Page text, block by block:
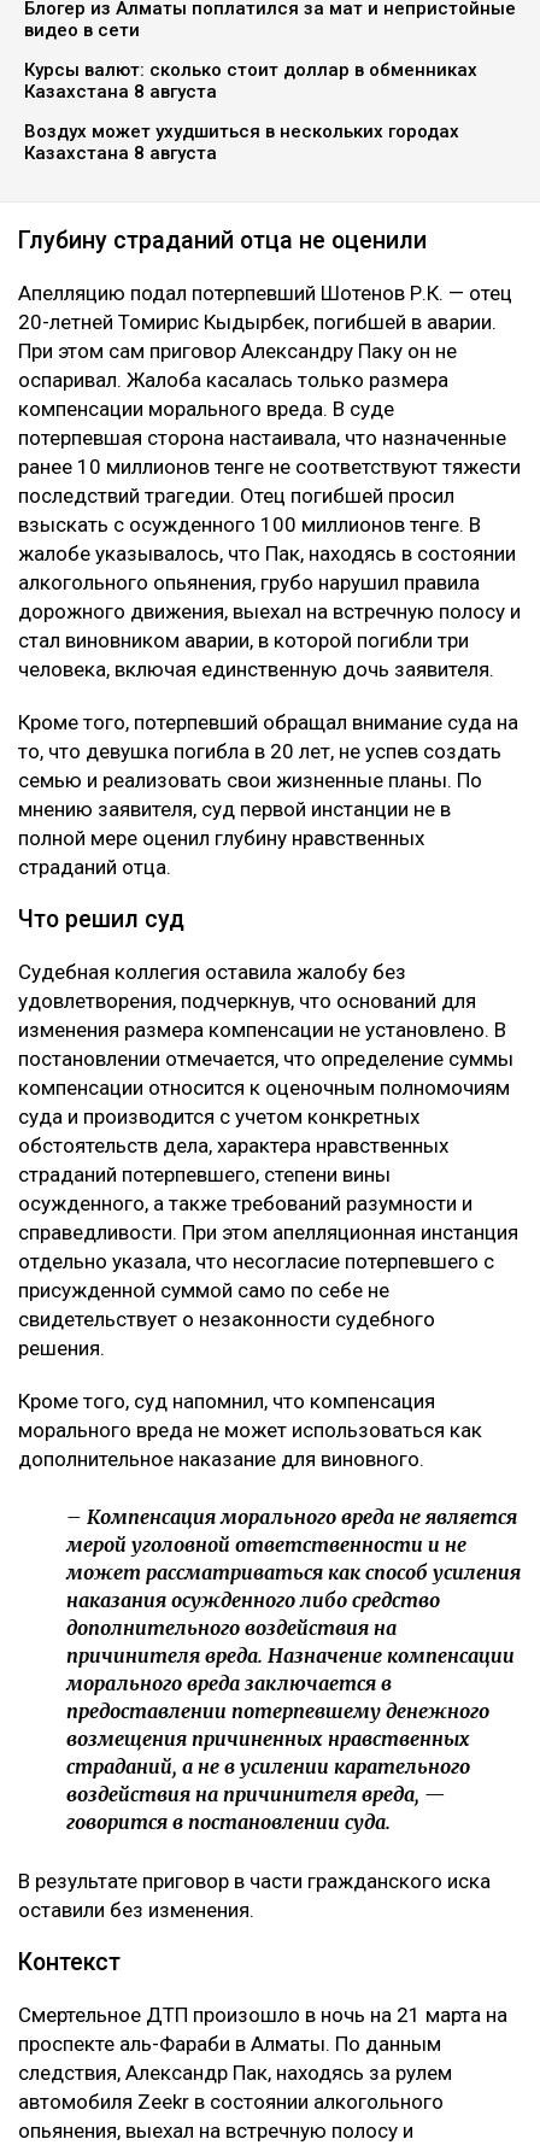
Блогер из Алматы поплатился за мат и непристойные
видео в сети
Курсы валют: сколько стоит доллар в обменниках
Казахстана 8 августа
Воздух может ухудшиться в нескольких городах
Казахстана 8 августа
Глубину страданий отца не оценили
Апелляцию подал потерпевший Шотенов Р.К. — отец
20-летней Томирис Кыдырбек, погибшей в аварии.
При этом сам приговор Александру Паку он не
оспаривал. Жалоба касалась только размера
компенсации морального вреда. В суде
потерпевшая сторона настаивала, что назначенные
ранее 10 миллионов тенге не соответствуют тяжести
последствий трагедии. Отец погибшей просил
взыскать с осужденного 100 миллионов тенге. В
жалобе указывалось, что Пак, находясь в состоянии
алкогольного опьянения, грубо нарушил правила
дорожного движения, выехал на встречную полосу и
стал виновником аварии, в которой погибли три
человека, включая единственную дочь заявителя.
Кроме того, потерпевший обращал внимание суда на
то, что девушка погибла в 20 лет, не успев создать
семью и реализовать свои жизненные планы. По
мнению заявителя, суд первой инстанции не в
полной мере оценил глубину нравственных
страданий отца.
Что решил суд
Судебная коллегия оставила жалобу без
удовлетворения, подчеркнув, что оснований для
изменения размера компенсации не установлено. В
постановлении отмечается, что определение суммы
компенсации относится к оценочным полномочиям
суда и производится с учетом конкретных
обстоятельств дела, характера нравственных
страданий потерпевшего, степени вины
осужденного, а также требований разумности и
справедливости. При этом апелляционная инстанция
отдельно указала, что несогласие потерпевшего с
присужденной суммой само по себе не
свидетельствует о незаконности судебного
решения.
Кроме того, суд напомнил, что компенсация
морального вреда не может использоваться как
дополнительное наказание для виновного.
– Компенсация морального вреда не является
мерой уголовной ответственности и не
может рассматриваться как способ усиления
наказания осужденного либо средство
дополнительного воздействия на
причинителя вреда. Назначение компенсации
морального вреда заключается в
предоставлении потерпевшему денежного
возмещения причиненных нравственных
страданий, а не в усилении карательного
воздействия на причинителя вреда, —
говорится в постановлении суда.
В результате приговор в части гражданского иска
оставили без изменения.
Контекст
Смертельное ДТП произошло в ночь на 21 марта на
проспекте аль-Фараби в Алматы. По данным
следствия, Александр Пак, находясь за рулем
автомобиля Zeekr в состоянии алкогольного
опьянения, выехал на встречную полосу и